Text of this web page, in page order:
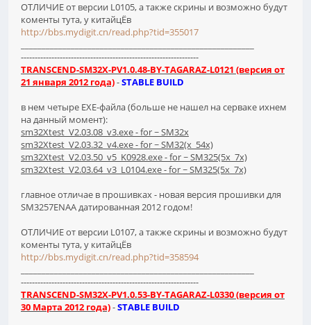
ОТЛИЧИЕ от версии L0105, а также скрины и возможно будут
коменты тута, у китайцЁв
http://bbs.mydigit.cn/read.php?tid=355017
----------------------------------------------------------------
TRANSCEND-SM32X-PV1.0.48-BY-TAGARAZ-L0121 (версия от
21 января 2012 года)-STABLE BUILD
в нем четыре EXE-файла (больше не нашел на серваке ихнем
на данный момент):
sm32Xtest_V2.03.08_v3.exe - for ~ SM32x
sm32Xtest_V2.03.32_v4.exe - for ~ SM32(x_54x)
sm32Xtest_V2.03.50_v5_K0928.exe - for ~ SM325(5x_7x)
sm32Xtest_V2.03.64_v3_L0104.exe - for ~ SM325(5x_7x)
главное отличае в прошивках - новая версия прошивки для
SM3257ENAA датированная 2012 годом!
ОТЛИЧИЕ от версии L0107, а также скрины и возможно будут
коменты тута, у китайцЁв
http://bbs.mydigit.cn/read.php?tid=358594
----------------------------------------------------------------
TRANSCEND-SM32X-PV1.0.53-BY-TAGARAZ-L0330 (версия от
30 Марта 2012 года)-STABLE BUILD